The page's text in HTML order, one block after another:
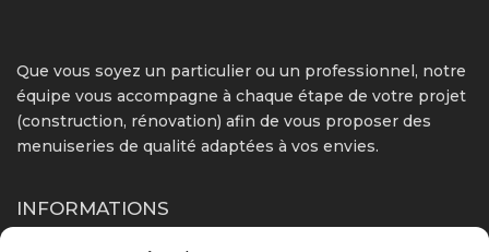
Que vous soyez un particulier ou un professionnel, notre
équipe vous accompagne à chaque étape de votre projet
(construction, rénovation) afin de vous proposer des
menuiseries de qualité adaptées à vos envies.
INFORMATIONS